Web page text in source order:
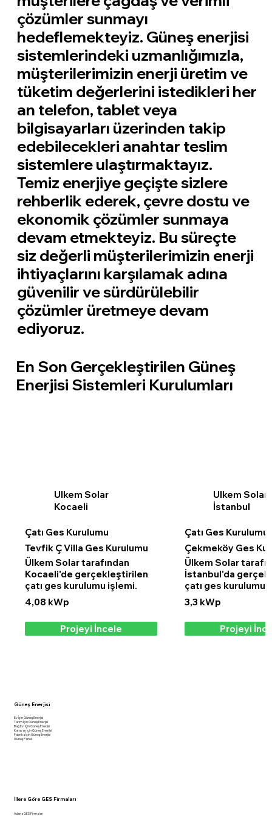
çözümler sunmayı
hedeflemekteyiz. Güneş enerjisi
sistemlerindeki uzmanlığımızla,
müşterilerimizin enerji üretim ve
tüketim değerlerini istedikleri her
an telefon, tablet veya
bilgisayarları üzerinden takip
edebilecekleri anahtar teslim
sistemlere ulaştırmaktayız.
Temiz enerjiye geçişte sizlere
rehberlik ederek, çevre dostu ve
ekonomik çözümler sunmaya
devam etmekteyiz. Bu süreçte
siz değerli müşterilerimizin enerji
ihtiyaçlarını karşılamak adına
güvenilir ve sürdürülebilir
çözümler üretmeye devam
ediyoruz.
En Son Gerçekleştirilen Güneş
Enerjisi Sistemleri Kurulumları
Ulkem Solar
Kocaeli
Çatı Ges Kurulumu
Tevfik Ç Villa Ges Kurulumu
Ülkem Solar tarafından
Kocaeli'de gerçekleştirilen
çatı ges kurulumu işlemi.
4,08 kWp
Projeyi İncele
Ulkem Solar
İstanbul
Çatı Ges Kurulumu
Çekmeköy Ges
Ülkem Solar
İstanbul'da
çatı ges kurulumu
3,3 kWp
Projeyi
İllere Göre GES Firmaları
Adana GES Firmaları
Güneş Enerjisi
Ev İçin Güneş Enerjisi
Tarım İçin Güneş Enerjisi
Bağ Evi İçin Güneş Enerjisi
Karavan İçin Güneş Enerjisi
Fabrika İçin Güneş Enerjisi
Güneş Paneli